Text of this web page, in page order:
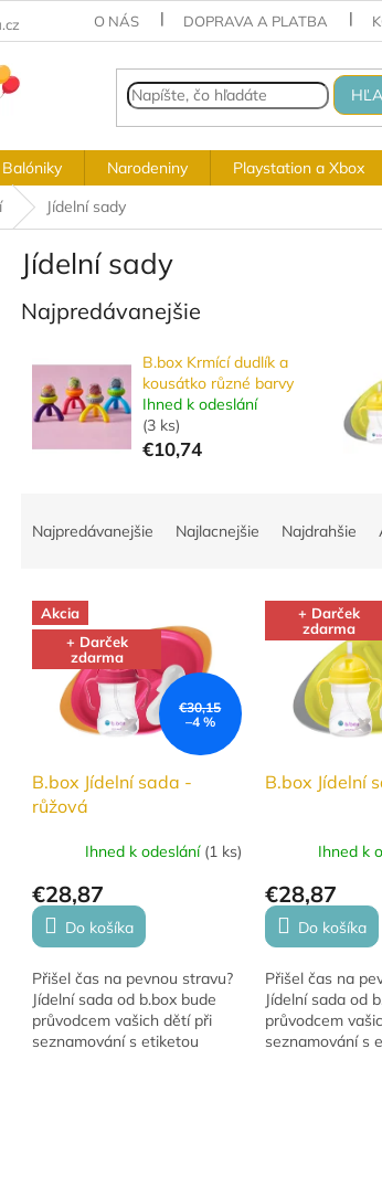
O NÁS DOPRAVA A PLATBA
Balóniky Narodeniny Playstation a Xbox
Jídelní sady
Jídelní sady
Najpredávanejšie
B.box Krmící dudlík a
kousátko různé barvy
Ihned k odeslání
(3 ks)
€10,74
n
p
Najpredávanejšie Najlacnejšie Najdrahšie
V Akcia
+ Darček
zdarma
€30,15
–4 %
B.box Jídelní sada -
růžová
Ihned k odeslání (1 ks)
€28,87
Do košíka
Přišel čas na pevnou stravu?
Jídelní sada od b.box bude
průvodcem vašich dětí při
seznamování s etiketou
+ Darček
zdarma
B.box Jídelní
Ihned k
€28,87
Do košíka
Přišel čas na
Jídelní sada od
průvodcem
seznamování s